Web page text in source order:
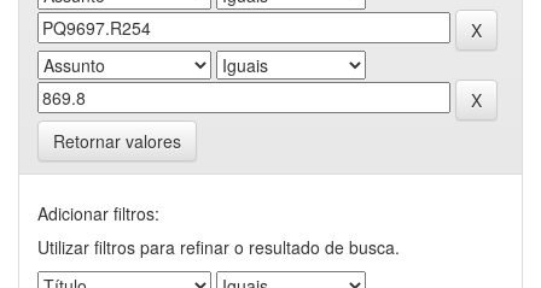
Retornar valores
Adicionar filtros:
Utilizar filtros para refinar o resultado de busca.